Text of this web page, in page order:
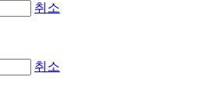
취소
취소